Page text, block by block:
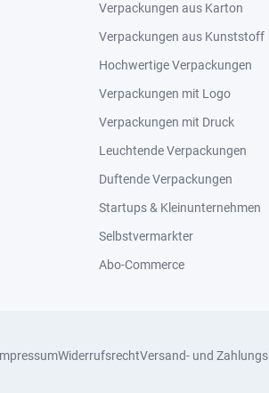
Verpackungen aus Karton
Verpackungen aus Kunststoff
Hochwertige Verpackungen
Verpackungen mit Logo
Verpackungen mit Druck
Leuchtende Verpackungen
Duftende Verpackungen
Startups & Kleinunternehmen
Selbstvermarkter
Abo-Commerce
WiderrufsrechtVersand- und